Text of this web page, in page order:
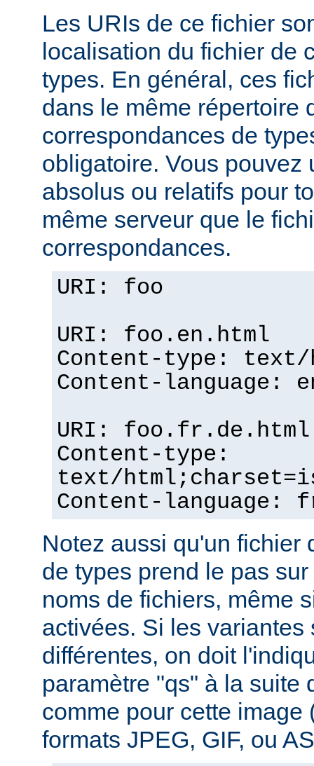
Les URIs de ce fichier
localisation du fichier de
types. En général, ces
dans le même répertoire
correspondances de
obligatoire. Vous pouvez
absolus ou relatifs pour
même serveur que le
correspondances.
URI: foo
URI: foo.en.html
Content-type: text/
Content-language:
URI: foo.fr.de.html
Content-type:
text/
Content-language:
Notez aussi qu'un fichier
de types prend le pas
noms de fichiers, même
activées. Si les variantes
différentes, on doit
paramètre "qs" à la suite
comme pour cette image
formats JPEG, GIF, ou